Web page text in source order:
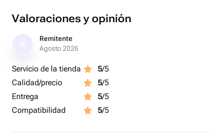
Valoraciones y opinión
Remitente
Agosto 2026
Servicio de la tienda 5/5
Calidad/precio
5/5
Entrega
5/5
Compatibilidad
5/5